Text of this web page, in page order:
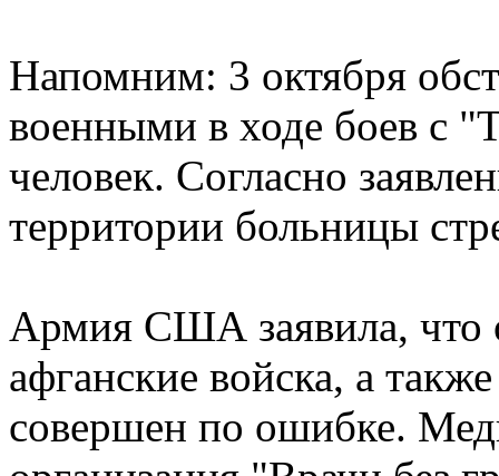
Напомним: 3 октября
военными в ходе боев с
человек. Согласно
территории больницы
Армия США заявила, что
афганские войска, а
совершен по ошибке.